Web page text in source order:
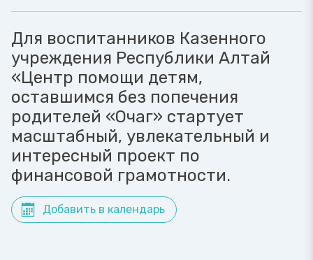
Для воспитанников Казенного
учреждения Республики Алтай
«Центр помощи детям,
оставшимся без попечения
родителей «Очаг» стартует
масштабный, увлекательный и
интересный проект по
финансовой грамотности.
Добавить в календарь